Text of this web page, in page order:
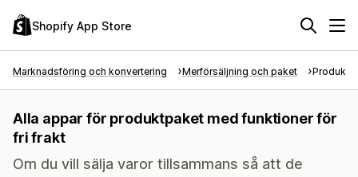
Shopify App Store
Marknadsföring och konvertering Merförsäljning och paket
Alla appar för produktpaket med funktioner för
fri frakt
Om du vill sälja varor tillsammans så att de